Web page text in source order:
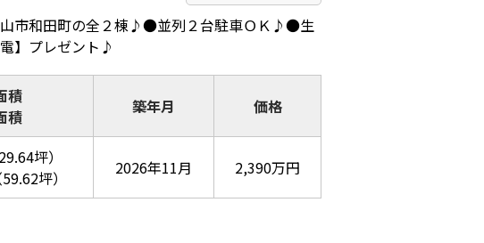
市和田町の全２棟♪●並列２台駐車ＯＫ♪●生
】プレゼント♪
積
積
築年月 価格
29.64坪）
59.62坪） 2026年11月 2,390万円